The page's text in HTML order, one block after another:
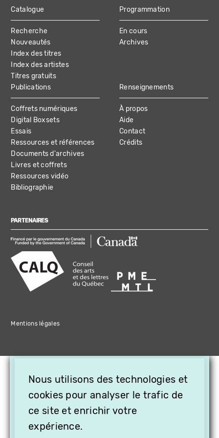
MAIN
NAVIGATION
Catalogue
Recherche
Nouveautés
Index des titres
Index des artistes
Titres gratuits
Programmation
En cours
Archives
Publications
Coffrets numériques
Digital Boxsets
Essais
Ressources et références
Documents d'archives
Livres et coffrets
Ressources vidéo
Bibliographie
Renseignements
À propos
Aide
Contact
Crédits
PARTENAIRES
Mentions légales
Nous utilisons des technologies et
cookies pour analyser le trafic de
ce site et enrichir votre
expérience.
OFFREZ LA VIDÉO EN
CADEAU, ABONNEZ VOS
PROCHES À VITHÈQUE !